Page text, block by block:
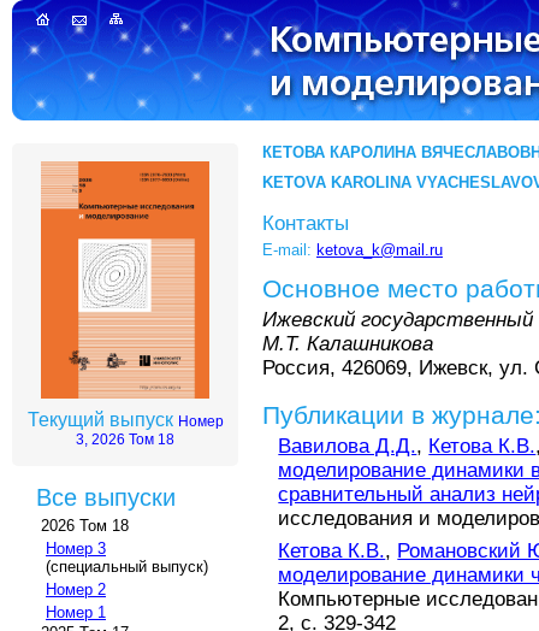
Текущий выпуск Номер
3, 2026 Том 18
Все выпуски
2026 Том 18
Номер 3
(специальный выпуск)
Номер 2
Номер 1
КЕТОВА КАРОЛИНА
KETOVA KAROLINA
Контакты
E-mail: ketova_k@mail.ru
Основное место
Ижевский
М.Т. Калашникова
Россия, 426069, Ижевск, ул.
Публикации в
Вавилова Д.Д., Кетова К.В.
моделирование динамики
сравнительный анализ
исследования и
Кетова К.В., Романовский
моделирование динамики
Компьютерные
2, с. 329-342